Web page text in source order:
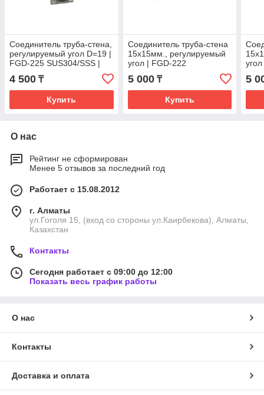
Соединитель труба-стена,
регулируемый угол D=19 |
FGD-225 SUS304/SSS |
Матовый
4 500 ₸
Купить
Соединитель труба-стена
15х15мм., регулируемый
угол | FGD-222
SUS304/BR | Бронзовый
5 000₸
Купить
5
О нас
Рейтинг не сформирован
Менее 5 отзывов за последний год
Работает с 15.08.2012
г. Алматы
ул.Гоголя 15, (вход со стороны ул.Каирбекова), Алматы,
Казахстан
Контакты
Сегодня работает с 09:00 до 12:00
Показать весь график работы
О нас
Контакты
Доставка и оплата